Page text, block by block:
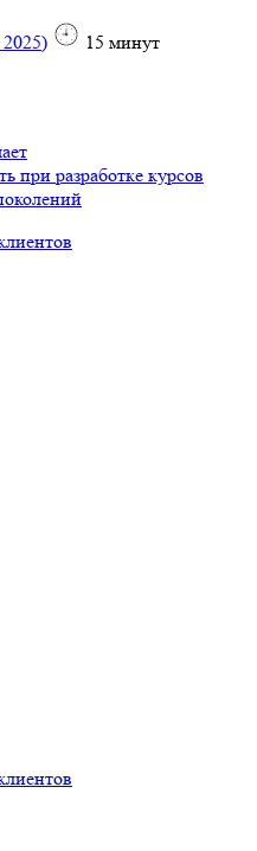
) 15 минут
при разработке курсов